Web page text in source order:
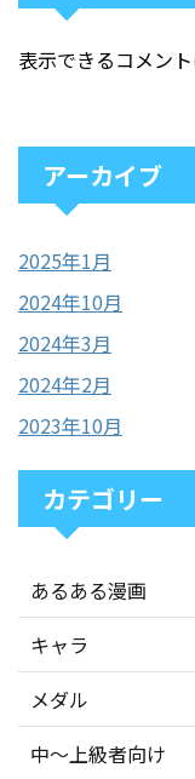
表示できるコメント
アーカイブ
2025年1月
2024年10月
2024年3月
2024年2月
2023年10月
カテゴリー
あるある漫画
キャラ
メダル
中〜上級者向け